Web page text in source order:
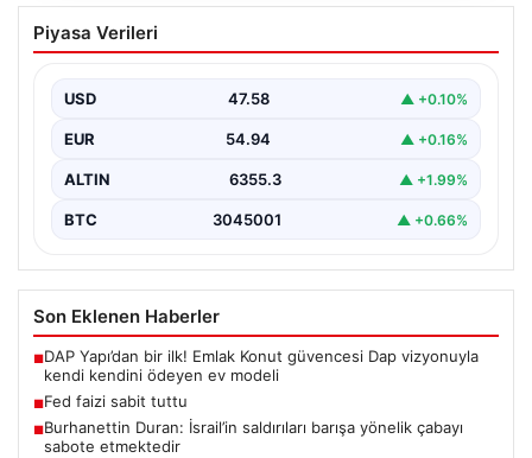
Fed faizi sabit tuttu
Piyasa Verileri
USD 47.58 ▲ +0.10%
EUR 54.94 ▲ +0.16%
ALTIN 6355.3 ▲ +1.99%
BTC 3045001 ▲ +0.66%
Son Eklenen Haberler
■DAP Yapı’dan bir ilk! Emlak Konut güvencesi Dap vizyonuyla
kendi kendini ödeyen ev modeli
■Fed faizi sabit tuttu
■Burhanettin Duran: İsrail’in saldırıları barışa yönelik çabayı
sabote etmektedir